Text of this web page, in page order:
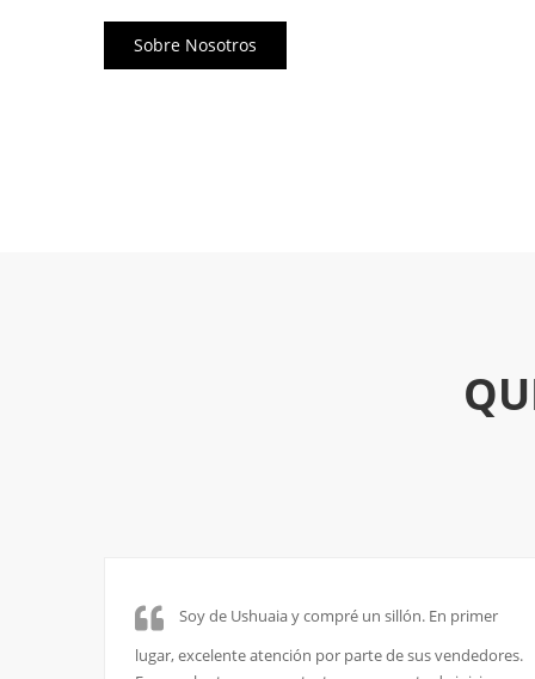
Sobre Nosotros
Excelente atención de Sebastián, sucursal
Córdoba capital. Muy atento, todo muy claro y